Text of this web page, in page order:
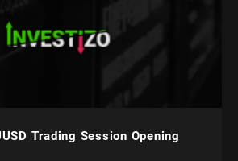
Trading Session Opening